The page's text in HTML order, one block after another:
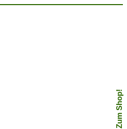
Zum Shop!